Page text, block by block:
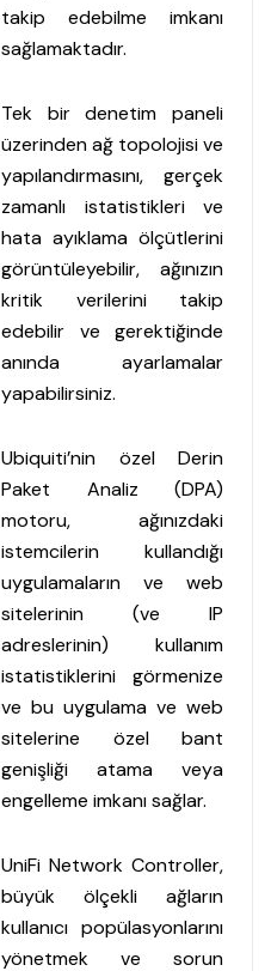
takip edebilme imkanı
sağlamaktadır.
Tek bir denetim paneli
üzerinden ağ topolojisi ve
yapılandırmasını, gerçek
zamanlı istatistikleri ve
hata ayıklama ölçütlerini
görüntüleyebilir, ağınızın
kritik verilerini takip
edebilir ve gerektiğinde
anında ayarlamalar
yapabilirsiniz.
Ubiquiti’nin özel Derin
Paket Analiz (DPA)
motoru, ağınızdaki
istemcilerin kullandığı
uygulamaların ve web
sitelerinin (ve IP
adreslerinin) kullanım
istatistiklerini görmenize
ve bu uygulama ve web
sitelerine özel bant
genişliği atama veya
engelleme imkanı sağlar.
UniFi Network Controller,
büyük ölçekli ağların
kullanıcı popülasyonlarını
yönetmek ve sorun